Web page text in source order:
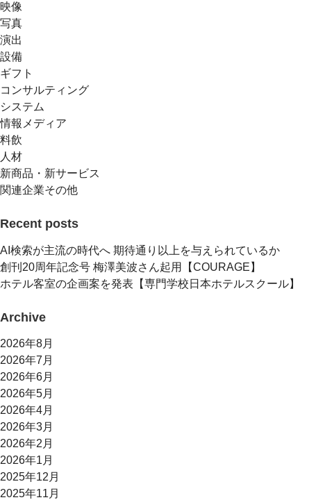
映像
写真
演出
設備
ギフト
コンサルティング
システム
情報メディア
料飲
人材
新商品・新サービス
関連企業その他
Recent posts
AI検索が主流の時代へ 期待通り以上を与えられているか
創刊20周年記念号 梅澤美波さん起用【COURAGE】
ホテル客室の企画案を発表【専門学校日本ホテルスクール】
Archive
2026年8月
2026年7月
2026年6月
2026年5月
2026年4月
2026年3月
2026年2月
2026年1月
2025年12月
2025年11月